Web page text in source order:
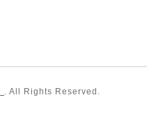
. All Rights Reserved.